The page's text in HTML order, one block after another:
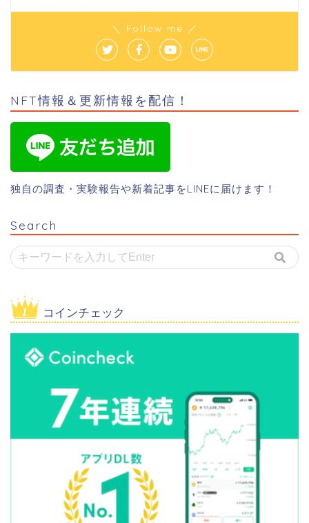
＼ Follow me ／
NFT情報＆更新情報を配信！
独自の調査・実験報告や新着記事をLINEに届けます！
Search
コインチェック